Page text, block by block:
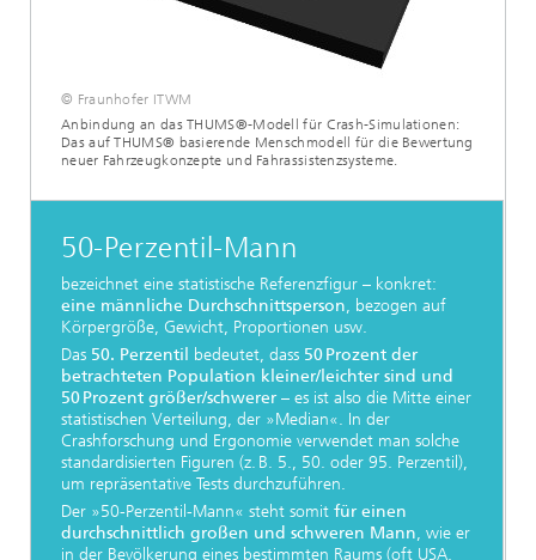
© Fraunhofer ITWM
Anbindung an das THUMS®-Modell für Crash-Simulationen:
Das auf THUMS® basierende Menschmodell für die Bewertung
neuer Fahrzeugkonzepte und Fahrassistenzsysteme.
50-Perzentil-Mann
bezeichnet eine statistische Referenzfigur – konkret:
eine männliche Durchschnittsperson, bezogen auf
Körpergröße, Gewicht, Proportionen usw.
Das 50. Perzentil bedeutet, dass 50 Prozent der
betrachteten Population kleiner/leichter sind und
50 Prozent größer/schwerer – es ist also die Mitte einer
statistischen Verteilung, der »Median«. In der
Crashforschung und Ergonomie verwendet man solche
standardisierten Figuren (z. B. 5., 50. oder 95. Perzentil),
um repräsentative Tests durchzuführen.
Der »50-Perzentil-Mann« steht somit für einen
durchschnittlich großen und schweren Mann, wie er
in der Bevölkerung eines bestimmten Raums (oft USA,